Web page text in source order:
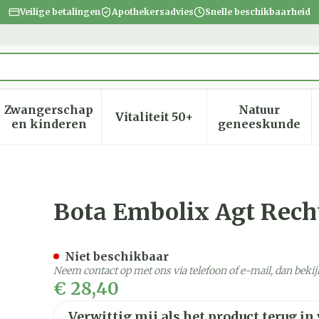
Veilige betalingen Apothekersadvies Snelle beschikbaarheid
verzorging en hygiëne categorie
voor Dieet, voeding en vitamines categorie
Zwangerschap
en kinderenToon submenu voor Zwangerschap en
Vitaliteit 50+Toon submenu voor
Natuur
geneeskunde
Toon
N2
Bota Embolix Agt
€ 28,40
Niet beschikbaar
Neem contact op met ons via telefoon of e-mail, dan